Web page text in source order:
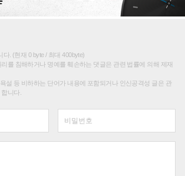
. (현재 0 byte / 최대 400byte)
를 침해하거나 명예를 훼손하는 댓글은 관련 법률에 의해 제재
설 등 비하하는 단어가 내용에 포함되거나 인신공격성 글은 관
니다.